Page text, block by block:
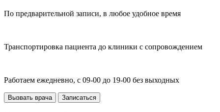
По предварительной записи, в любое удобное время
Транспортировка пациента до клиники с сопровождением
Работаем ежедневно, с 09-00 до 19-00 без выходных
Вызвать врача Записаться